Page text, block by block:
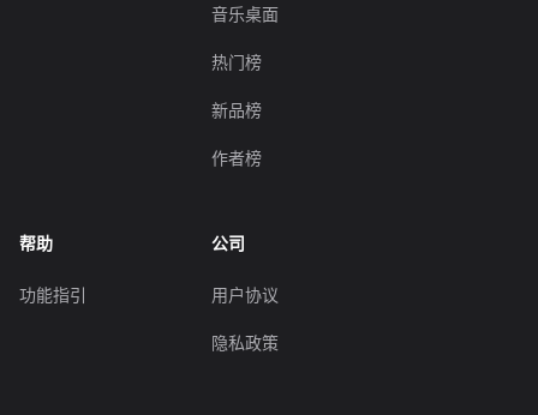
音乐桌面
热门榜
新品榜
作者榜
帮助
功能指引
公司
用户协议
隐私政策